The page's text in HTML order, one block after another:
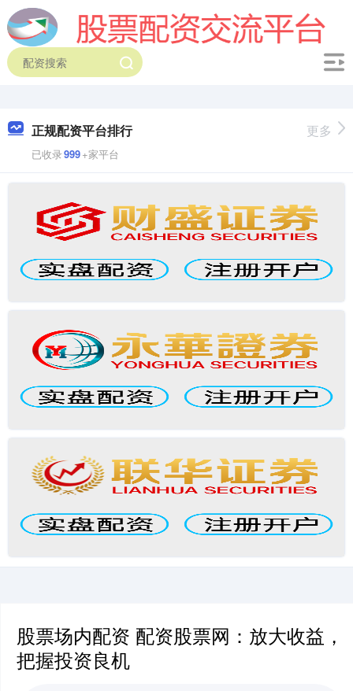
正规配资平台排行
已收录999+家平台
更多
股票场内配资 配资股票网：放大收益，
把握投资良机